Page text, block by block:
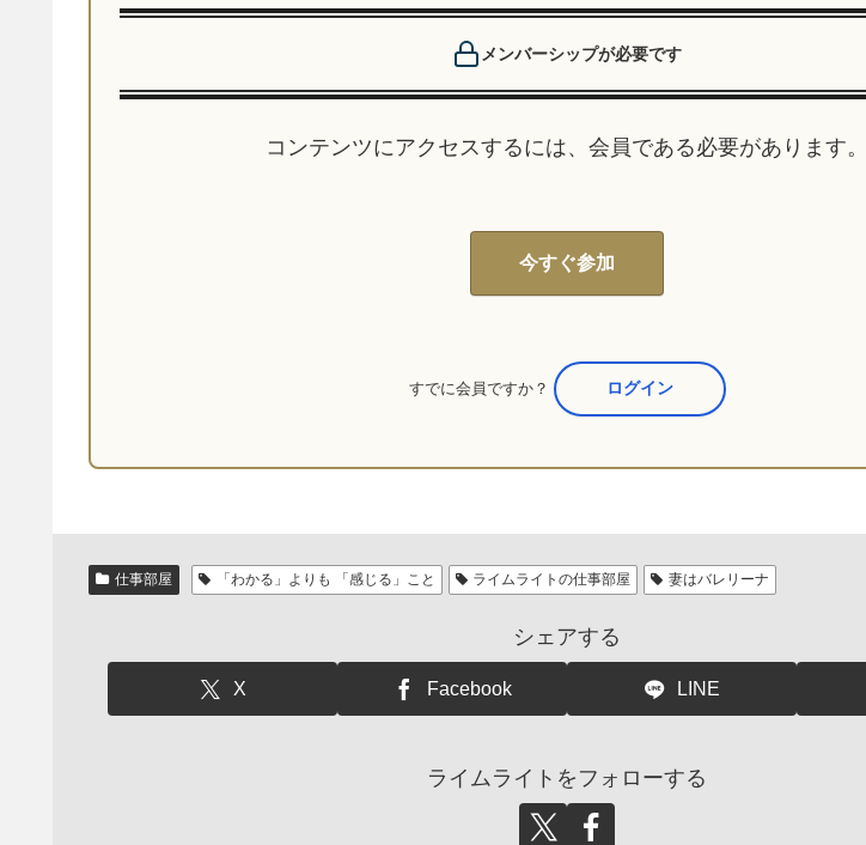
メンバーシップが必要です
コンテンツにアクセスするには、会員である必要があります。
今すぐ参加
すでに会員ですか？ ここからログイン
仕事部屋 「わかる」よりも 「感じる」こと ライムライトの仕事部屋 妻はバレリーナ
シェアする
X Facebook LINE
ライムライトをフォローする